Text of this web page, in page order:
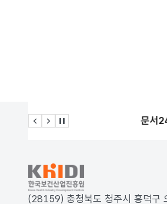
이전 슬라이드
다음 슬라이드
관련사이트 자동재생 멈춤
문서
KRDS - Korea Design System
(28159) 충청북도 청주시 흥덕구